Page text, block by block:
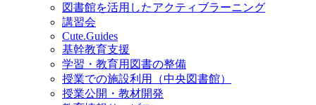
図書館を活用したアクティブラーニング
講習会
Cute.Guides
基幹教育支援
学習・教育用図書の整備
授業での施設利用（中央図書館）
授業公開・教材開発